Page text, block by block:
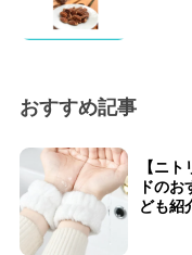
おすすめ記事
【ニ
ドの
ども紹